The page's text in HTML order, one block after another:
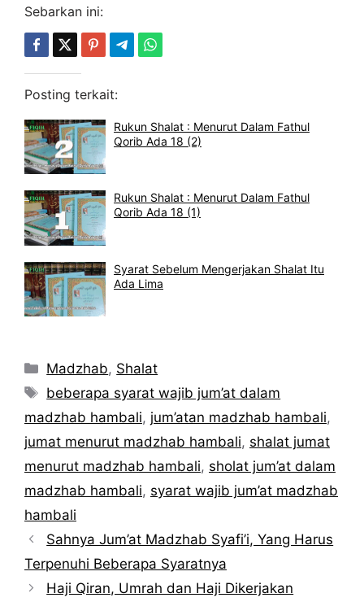
Sebarkan ini:
Posting terkait:
Rukun Shalat : Menurut Dalam Fathul
Qorib Ada 18 (2)
Rukun Shalat : Menurut Dalam Fathul
Qorib Ada 18 (1)
Syarat Sebelum Mengerjakan Shalat Itu
Ada Lima
Kategori
Madzhab, Shalat
Tag
beberapa syarat wajib jum’at dalam
madzhab hambali, jum’atan madzhab hambali,
jumat menurut madzhab hambali, shalat jumat
menurut madzhab hambali, sholat jum’at dalam
madzhab hambali, syarat wajib jum’at madzhab
hambali
Sahnya Jum’at Madzhab Syafi’i, Yang Harus
Terpenuhi Beberapa Syaratnya
Haji Qiran, Umrah dan Haji Dikerjakan